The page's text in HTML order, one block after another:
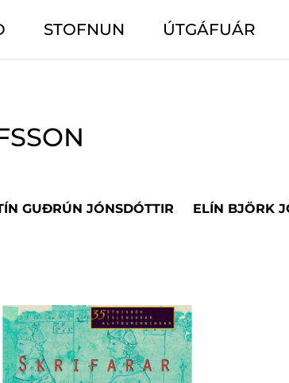
STOFNUN ÚTGÁFUÁR
GUÐRÚN JÓNSDÓTTIR ELÍN BJÖRK